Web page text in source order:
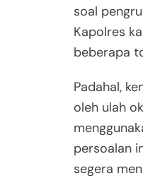
soal
Kapolres
beberapa
Padahal,
oleh ulah
persoalan
segera